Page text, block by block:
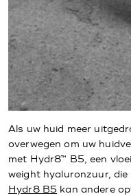
Als uw huid meer
overwegen om uw
met Hydr8™ B5, een
weight hyaluronzuur,
Hydr8 B5 kan andere